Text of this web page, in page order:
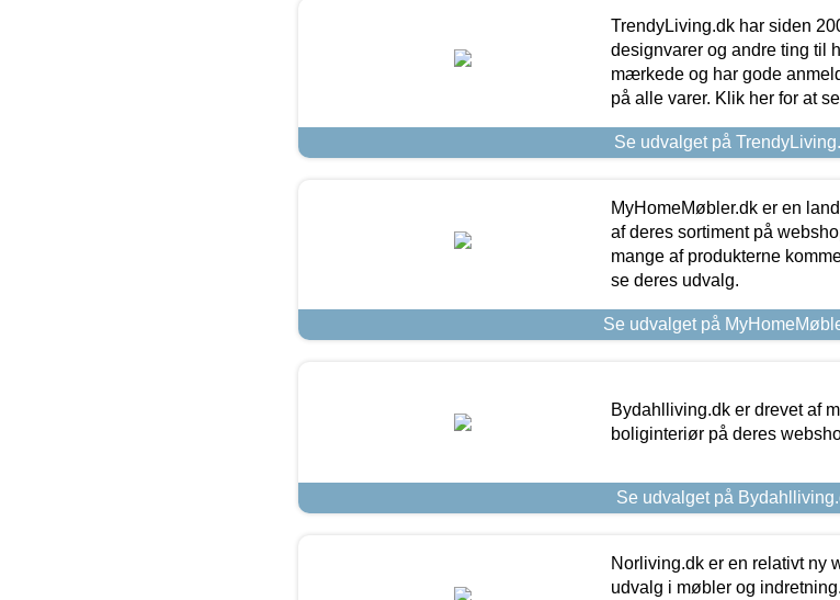
TrendyLiving.dk har siden
designvarer og andre ting til
mærkede og har gode
på alle varer. Klik her for at
Se udvalget på
MyHomeMøbler.dk er en
af deres sortiment på
mange af produkterne
se deres udvalg.
Se udvalget på
Bydahlliving.dk er drevet af
boliginteriør på deres
Se udvalget på
Norliving.dk er en relativt ny
udvalg i møbler og